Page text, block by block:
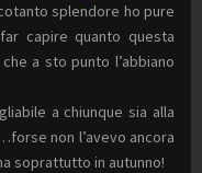
splendore ho pure
capire quanto questa
a sto punto l’abbiano
a chiunque sia alla
non l’avevo ancora
soprattutto in autunno!